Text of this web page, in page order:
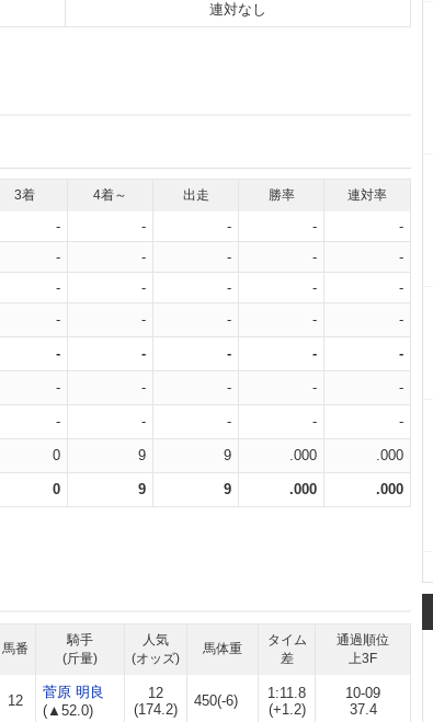
連対なし
3着 4着～ 出走 勝率 連対率
- - - -
-
- - - -
-
- - - -
-
- - - - -
- - - - -
- - - - -
- - - - -
0 9 9 .000 .000
0 9 9 .000 .000
馬番
騎手
(斤量)
人気
(オッズ)
馬体重
タイム
差
通過順位
上3F
12
菅原 明良
(▲52.0)
12
(174.2)
450(-6)
1:11.8
(+1.2)
10-09
37.4